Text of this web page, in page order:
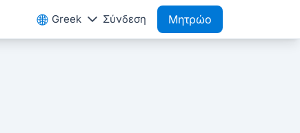
Greek Σύνδεση Μητρώο